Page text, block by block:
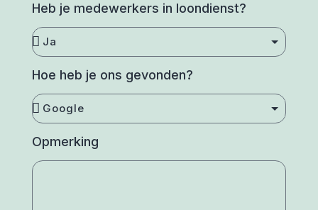
Heb je medewerkers in loondienst?
Hoe heb je ons gevonden?
Opmerking